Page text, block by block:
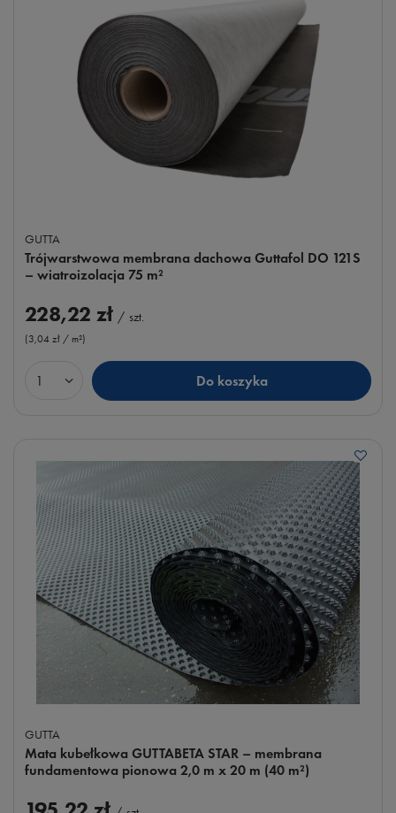
GUTTA
Trójwarstwowa membrana dachowa Guttafol DO 121S
– wiatroizolacja 75 m²
228,22 zł / szt.
(3,04 zł / m²)
Ilość produktów Do koszyka
GUTTA
Mata kubełkowa GUTTABETA STAR – membrana
fundamentowa pionowa 2,0 m x 20 m (40 m²)